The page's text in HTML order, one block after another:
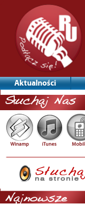
Aktualności
Słuchaj Nas
Najnowsze